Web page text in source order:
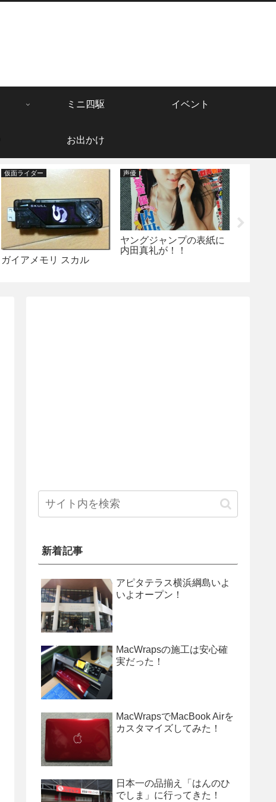
ミニ四駆 イベント
お出かけ
仮面ライダー
ガイアメモリ スカル
声優
ヤングジャンプの表紙に
内田真礼が！！
新着記事
アピタテラス横浜綱島いよ
いよオープン！
MacWrapsの施工は安心確
実だった！
MacWrapsでMacBook Airを
カスタマイズしてみた！
日本一の品揃え「はんのひ
でしま」に行ってきた！